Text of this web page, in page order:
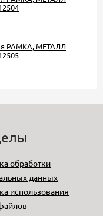
РАМКА, МЕТАЛЛ
обработки
данных
использования